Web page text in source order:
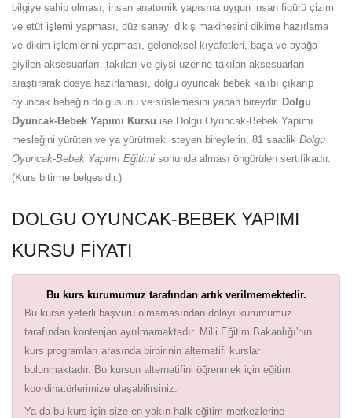
bilgiye sahip olması, insan anatomik yapısına uygun insan figürü çizim
ve etüt işlemi yapması, düz sanayi dikiş makinesini dikime hazırlama
ve dikim işlemlerini yapması, geleneksel kıyafetleri, başa ve ayağa
giyilen aksesuarları, takıları ve giysi üzerine takılan aksesuarları
araştırarak dosya hazırlaması, dolgu oyuncak bebek kalıbı çıkarıp
oyuncak bebeğin dolgusunu ve süslemesini yapan bireydir. Dolgu
Oyuncak-Bebek Yapımı Kursu ise Dolgu Oyuncak-Bebek Yapımı
mesleğini yürüten ve ya yürütmek isteyen bireylerin, 81 saatlik Dolgu
Oyuncak-Bebek Yapımı Eğitimi sonunda alması öngörülen sertifikadır.
(Kurs bitirme belgesidir.)
DOLGU OYUNCAK-BEBEK YAPIMI
KURSU FIYATI
Bu kurs kurumumuz tarafından artık verilmemektedir.
Bu kursa yeterli başvuru olmamasından dolayı kurumumuz
tarafından kontenjan ayrılmamaktadır. Milli Eğitim Bakanlığı'nın
kurs programları arasında birbirinin alternatifi kurslar
bulunmaktadır. Bu kursun alternatifini öğrenmek için eğitim
koordinatörlerimize ulaşabilirsiniz.
Ya da bu kurs için size en yakın halk eğitim merkezlerine